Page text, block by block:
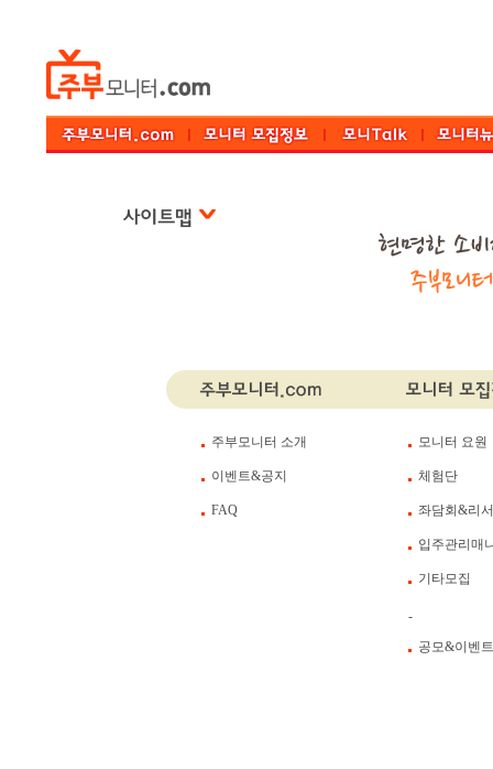
주부모니터 소개 모니터 요원
이벤트&공지 체험단
FAQ 좌담회&리
입주관리매
기타모집
-
공모&이벤트